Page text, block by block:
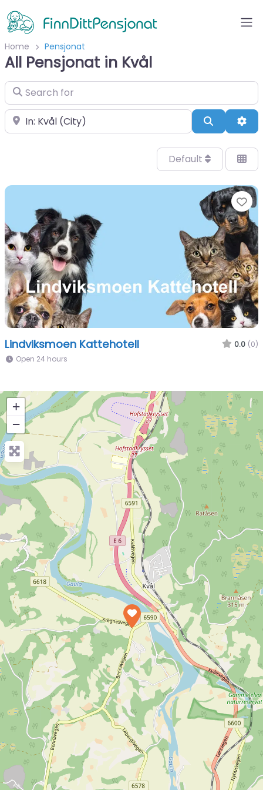
Home Pensjonat
All Pensjonat in Kvål
Search for
Velg by/sted Search
Default
Lindviksmoen Kattehotell​ 0.0 (0)
Open 24 hours
+
−